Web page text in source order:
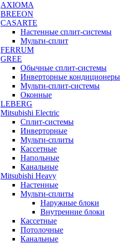
AXIOMA
BREEON
CASARTE
Настенные сплит-системы
Мульти-сплит
FERRUM
GREE
Обычные сплит-системы
Инверторные кондиционеры
Мульти-сплит-системы
Оконные
LEBERG
Mitsubishi Electric
Cплит-системы
Инверторные
Мульти-сплиты
Кассетные
Напольные
Канальные
Mitsubishi Heavy
Настенные
Мульти-сплиты
Наружные блоки
Внутренние блоки
Кассетные
Потолочные
Канальные